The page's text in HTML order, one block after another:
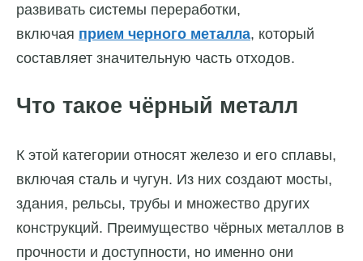
развивать системы переработки,
включая прием черного металла, который
составляет значительную часть отходов.
Что такое чёрный металл
К этой категории относят железо и его сплавы,
включая сталь и чугун. Из них создают мосты,
здания, рельсы, трубы и множество других
конструкций. Преимущество чёрных металлов в
прочности и доступности, но именно они